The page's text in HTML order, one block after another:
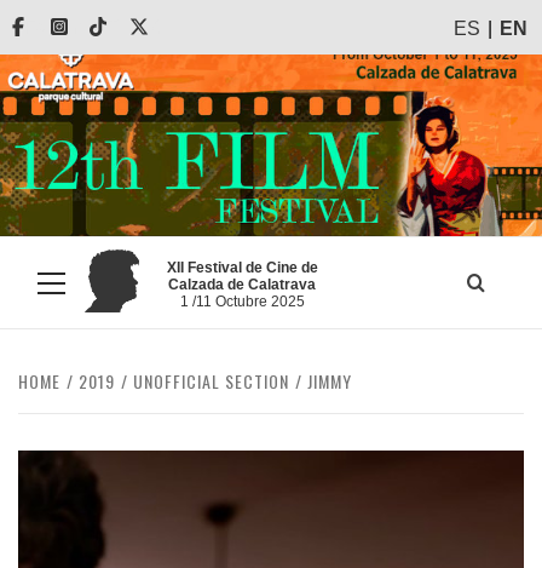
Skip
content
FacebookInstagram
Tiktok ES EN
Primary
Menu
XII Festival de Cine de
Calzada de Calatrava
1 /11 Octubre 2025
HOME 2019 UNOFFICIAL SECTION JIMMY